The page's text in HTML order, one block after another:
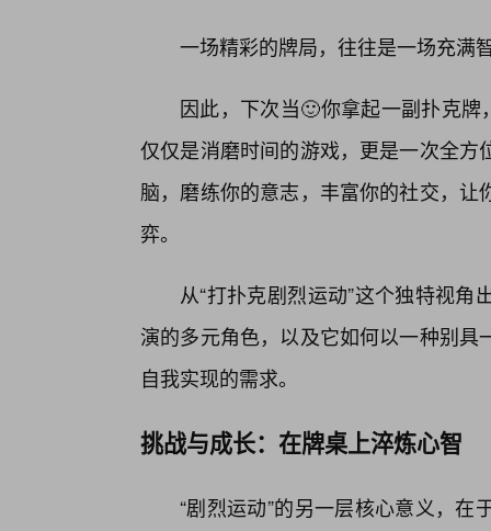
一场精彩的牌局，往往是一场充满
因此，下次当🙂你拿起一副扑克牌
仅仅是消磨时间的游戏，更是一次全
脑，磨练你的意志，丰富你的社交，
弈。
从“打扑克剧烈运动”这个独特视
演的多元角色，以及它如何以一种别
自我实现的需求。
挑战与成长：在牌桌上淬炼心智
“剧烈运动”的另一层核心意义，